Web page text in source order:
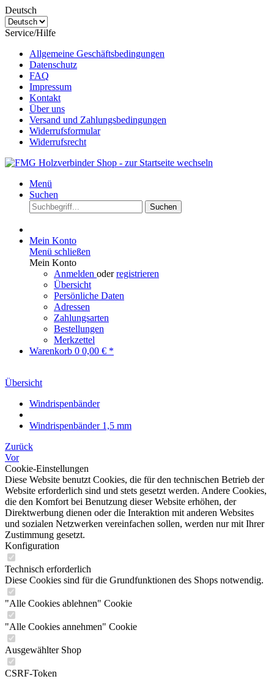
Deutsch
Service/Hilfe
Allgemeine Geschäftsbedingungen
Datenschutz
FAQ
Impressum
Kontakt
Über uns
Versand und Zahlungsbedingungen
Widerrufsformular
Widerrufsrecht
Menü
Suchen
Suchen
Mein Konto
Menü schließen
Mein Konto
Anmelden oderregistrieren
Übersicht
Persönliche Daten
Adressen
Zahlungsarten
Bestellungen
Merkzettel
Warenkorb 0 0,00 € *
Übersicht
Windrispenbänder
Windrispenbänder 1,5 mm
Zurück
Vor
Cookie-Einstellungen
Diese Website benutzt Cookies, die für den technischen Betrieb der
Website erforderlich sind und stets gesetzt werden. Andere Cookies,
die den Komfort bei Benutzung dieser Website erhöhen, der
Direktwerbung dienen oder die Interaktion mit anderen Websites
und sozialen Netzwerken vereinfachen sollen, werden nur mit Ihrer
Zustimmung gesetzt.
Konfiguration
Technisch erforderlich
Diese Cookies sind für die Grundfunktionen des Shops notwendig.
"Alle Cookies ablehnen" Cookie
"Alle Cookies annehmen" Cookie
Ausgewählter Shop
CSRF-Token